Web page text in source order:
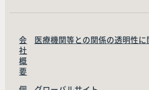
会
社
概
要
医療機関等との関係の透明性に